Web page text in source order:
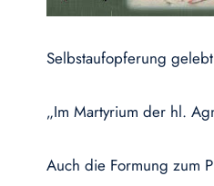
Selbstaufopferung
„Im Martyrium der hl.
Auch die Formung zum